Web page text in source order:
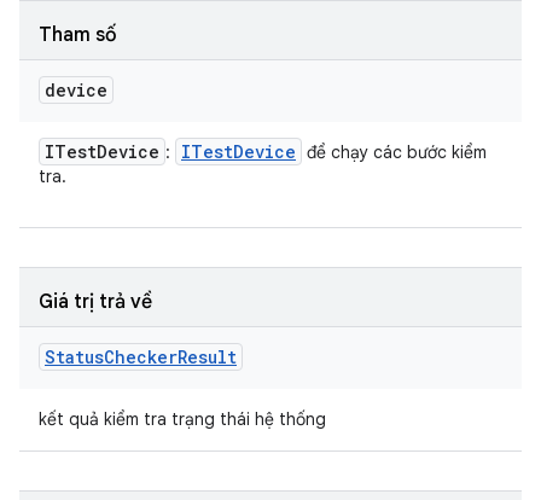
Tham số
device
ITestDevice : ITestDevice để chạy các bước kiểm
tra.
Giá trị trả về
StatusCheckerResult
kết quả kiểm tra trạng thái hệ thống